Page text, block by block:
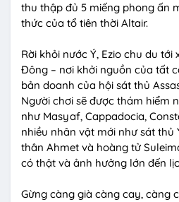
thu thập đủ 5 miếng phong ấn
thức của tổ tiên thời Altair.
Rời khỏi nước Ý, Ezio chu du tới
Đông – nơi khởi nguồn của tất
bản doanh của hội sát thủ
Người chơi sẽ được thám hiểm
như Masyaf, Cappadocia,
nhiều nhân vật mới như sát thủ
thân Ahmet và hoàng tử
có thật và ảnh hưởng lớn đến
Gừng càng già càng cay, càng